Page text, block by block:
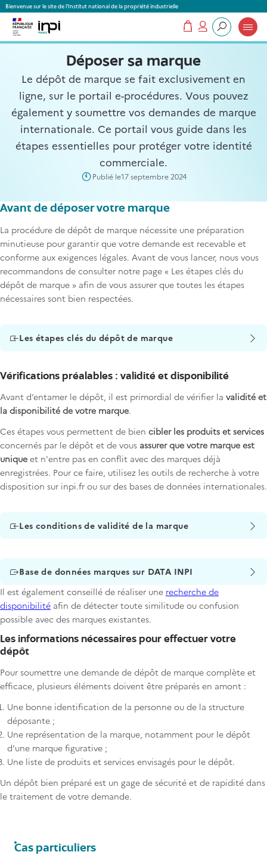
Bienvenue sur le site de l'Institut national de la propriété industrielle
Que recherchez-vous ?
Mon compte
Mon panier
Déposer sa marque
Le dépôt de marque se fait exclusivement en
ligne, sur le portail e-procédures. Vous pouvez
également y soumettre vos demandes de marque
internationale. Ce portail vous guide dans les
étapes essentielles pour protéger votre identité
commerciale.
Publié le17 septembre 2024
Avant de déposer votre marque
La procédure de dépôt de marque nécessite une préparation
minutieuse pour garantir que votre demande est recevable et
conforme aux exigences légales. Avant de vous lancer, nous vous
recommandons de consulter notre page « Les étapes clés du
dépôt de marque » afin de vous assurer que toutes les étapes
nécessaires sont bien respectées.
Les étapes clés du dépôt de marque
Vérifications préalables : validité et disponibilité
Avant d’entamer le dépôt, il est primordial de vérifier la validité et
la disponibilité de votre marque.
Ces étapes vous permettent de bien cibler les produits et services
concernés par le dépôt et de vous assurer que votre marque est
unique et n'entre pas en conflit avec des marques déjà
enregistrées. Pour ce faire, utilisez les outils de recherche à votre
disposition sur inpi.fr ou sur des bases de données internationales.
Les conditions de validité de la marque
Titre
Base de données marques sur DATA INPI
Il est également conseillé de réaliser une recherche de
disponibilité afin de détecter toute similitude ou confusion
possible avec des marques existantes.
Les informations nécessaires pour effectuer votre
dépôt
Pour soumettre une demande de dépôt de marque complète et
efficace, plusieurs éléments doivent être préparés en amont :
Une bonne identification de la personne ou de la structure
déposante ;
Une représentation de la marque, notamment pour le dépôt
d’une marque figurative ;
Une liste de produits et services envisagés pour le dépôt.
Un dépôt bien préparé est un gage de sécurité et de rapidité dans
le traitement de votre demande.
Titre
Cas particuliers
Panneau de gestion des cookies